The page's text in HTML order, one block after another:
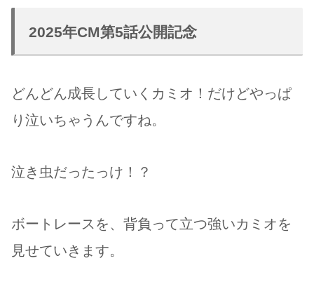
2025年CM第5話公開記念
どんどん成長していくカミオ！だけどやっぱ
り泣いちゃうんですね。
泣き虫だったっけ！？
ボートレースを、背負って立つ強いカミオを
見せていきます。